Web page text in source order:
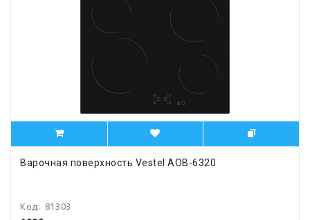
Варочная поверхность Vestel AOB-6320
Код: 81303